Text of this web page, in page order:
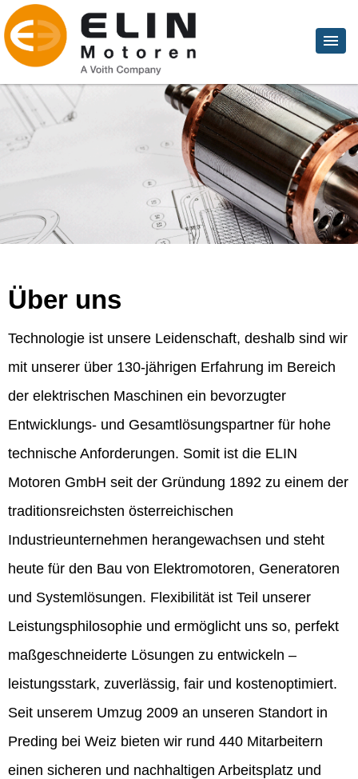
Über uns
Technologie ist unsere Leidenschaft, deshalb sind wir
mit unserer über 130-jährigen Erfahrung im Bereich
der elektrischen Maschinen ein bevorzugter
Entwicklungs- und Gesamtlösungspartner für hohe
technische Anforderungen. Somit ist die ELIN
Motoren GmbH seit der Gründung 1892 zu einem der
traditionsreichsten österreichischen
Industrieunternehmen herangewachsen und steht
heute für den Bau von Elektromotoren, Generatoren
und Systemlösungen. Flexibilität ist Teil unserer
Leistungsphilosophie und ermöglicht uns so, perfekt
maßgeschneiderte Lösungen zu entwickeln –
leistungsstark, zuverlässig, fair und kostenoptimiert.
Seit unserem Umzug 2009 an unseren Standort in
Preding bei Weiz bieten wir rund 440 Mitarbeitern
einen sicheren und nachhaltigen Arbeitsplatz und